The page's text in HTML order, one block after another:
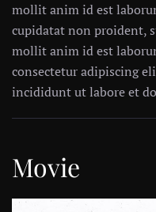
mollit anim id est
cupidatat non proident,
mollit anim id est
consectetur adipiscing
incididunt ut labore et
Movie